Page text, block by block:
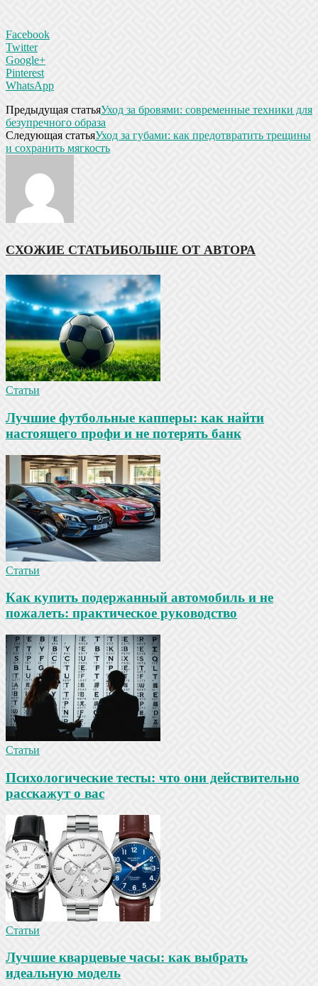
Facebook
Twitter
Google+
Pinterest
WhatsApp
Предыдущая статьяУход за бровями: современные техники для
безупречного образа
Следующая статьяУход за губами: как предотвратить трещины
и сохранить мягкость
СХОЖИЕ СТАТЬИБОЛЬШЕ ОТ АВТОРА
Статьи
Лучшие футбольные капперы: как найти
настоящего профи и не потерять банк
Статьи
Как купить подержанный автомобиль и не
пожалеть: практическое руководство
Статьи
Психологические тесты: что они действительно
расскажут о вас
Статьи
Лучшие кварцевые часы: как выбрать
идеальную модель